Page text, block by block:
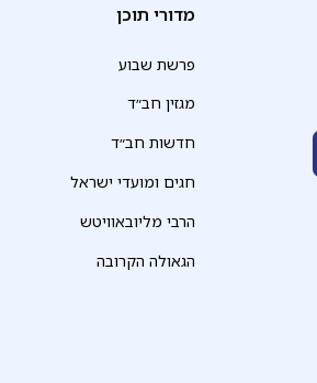
מדורי תוכן
פרשת שבוע
מגזין חב״ד
חדשות חב״ד
חגים ומועדי ישראל
הרבי מליובאוויטש
הגאולה הקרובה